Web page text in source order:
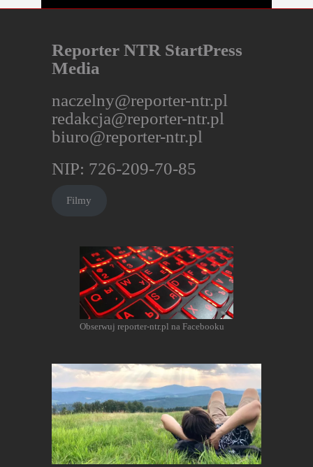
Reporter NTR StartPress
Media
naczelny@reporter-ntr.pl
redakcja@reporter-ntr.pl
biuro@reporter-ntr.pl
NIP: 726-209-70-85
Filmy
Obserwuj reporter-ntr.pl na Facebooku